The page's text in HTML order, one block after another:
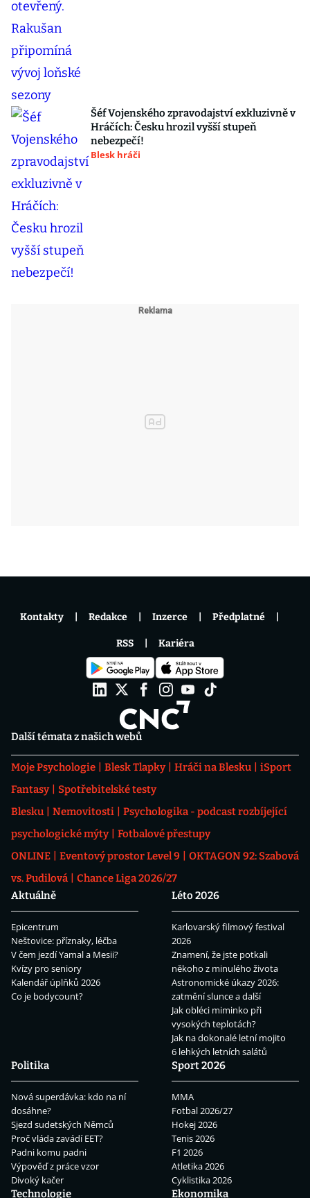
Šéf Vojenského zpravodajství exkluzivně v
Hráčích: Česku hrozil vyšší stupeň
nebezpečí!
Blesk hráči
Další témata z našich webů
Moje Psychologie Blesk Tlapky Hráči na Blesku
iSport
Fantasy
Spotřebitelské testy
Blesku
Nemovitosti
Psychologika - podcast rozbíjející
psychologické mýty
Fotbalové přestupy
ONLINE
Eventový prostor Level 9
OKTAGON 92: Szabová
vs. Pudilová
Chance Liga 2026/27
Aktuálně
Epicentrum
Neštovice: příznaky, léčba
V čem jezdí Yamal a Mesii?
Kvízy pro seniory
Kalendář úplňků 2026
Co je bodycount?
Léto 2026
Karlovarský filmový festival
2026
Znamení, že jste potkali
někoho z minulého života
Astronomické úkazy 2026:
zatmění slunce a další
Jak obléci miminko při
vysokých teplotách?
Jak na dokonalé letní mojito
6 lehkých letních salátů
Politika
Nová superdávka: kdo na ní
dosáhne?
Sjezd sudetských Němců
Proč vláda zavádí EET?
Padni komu padni
Výpověď z práce vzor
Divoký kačer
Sport 2026
MMA
Fotbal 2026/27
Hokej 2026
Tenis 2026
F1 2026
Atletika 2026
Cyklistika 2026
Technologie
Ekonomika
Kontakty Redakce Inzerce Předplatné
RSS Kariéra